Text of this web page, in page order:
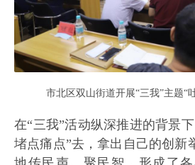
市北区双山街道开展“三我”主题“
在“三我”活动纵深推进的背景
堵点痛点”去，拿出自己的创新